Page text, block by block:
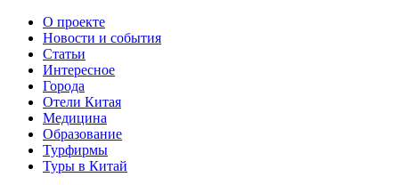
О проекте
Новости и события
Статьи
Интересное
Города
Отели Китая
Медицина
Образование
Турфирмы
Туры в Китай